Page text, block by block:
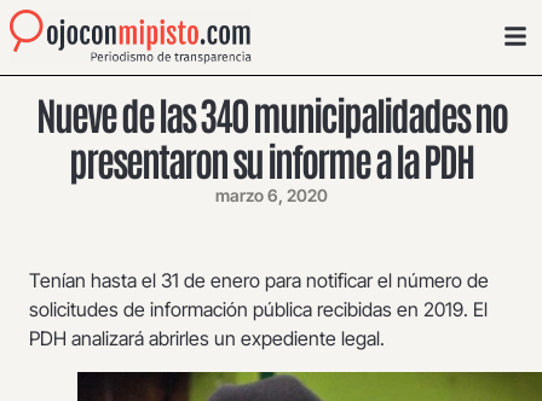
Nueve de las 340 municipalidades no
presentaron su informe a la PDH
marzo 6, 2020
Tenían hasta el 31 de enero para notificar el número de
solicitudes de información pública recibidas en 2019. El
PDH analizará abrirles un expediente legal.